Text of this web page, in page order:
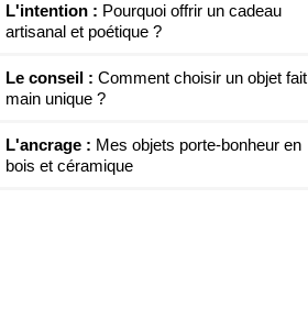
L'intention : Pourquoi offrir un cadeau
artisanal et poétique ?
Le conseil : Comment choisir un objet fait
main unique ?
L'ancrage : Mes objets porte-bonheur en
bois et céramique